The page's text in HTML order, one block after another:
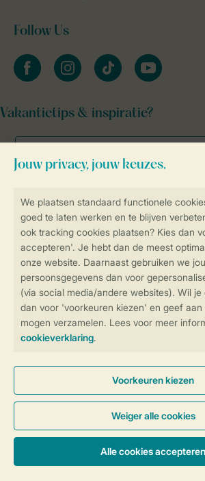
Controle over jouw
Instellingen wijzigen
Veilig en snel online boeken
Veilige gegevensoverdracht
Veilige betaling
Follow Us
facebookinstagramtiktok youtube
Vakantietips & inspiratie?
Algemene Voorwaarden Privacy Notice
Toegankelijkheid ©